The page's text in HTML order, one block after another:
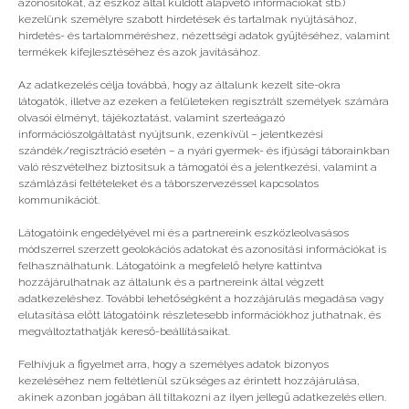
azonosítókat, az eszköz által küldött alapvető információkat stb.)
kezelünk személyre szabott hirdetések és tartalmak nyújtásához,
hirdetés- és tartalomméréshez, nézettségi adatok gyűjtéséhez, valamint
termékek kifejlesztéséhez és azok javításához.
Az adatkezelés célja továbbá, hogy az általunk kezelt site-okra
látogatók, illetve az ezeken a felületeken regisztrált személyek számára
olvasói élményt, tájékoztatást, valamint szerteágazó
információszolgáltatást nyújtsunk, ezenkívül – jelentkezési
szándék/regisztráció esetén – a nyári gyermek- és ifjúsági táborainkban
való részvételhez biztosítsuk a támogatói és a jelentkezési, valamint a
számlázási feltételeket és a táborszervezéssel kapcsolatos
kommunikációt.
Látogatóink engedélyével mi és a partnereink eszközleolvasásos
módszerrel szerzett geolokációs adatokat és azonosítási információkat is
felhasználhatunk. Látogatóink a megfelelő helyre kattintva
hozzájárulhatnak az általunk és a partnereink által végzett
adatkezeléshez. További lehetőségként a hozzájárulás megadása vagy
elutasítása előtt látogatóink részletesebb információkhoz juthatnak, és
megváltoztathatják kereső-beállításaikat.
Felhívjuk a figyelmet arra, hogy a személyes adatok bizonyos
kezeléséhez nem feltétlenül szükséges az érintett hozzájárulása,
akinek azonban jogában áll tiltakozni az ilyen jellegű adatkezelés ellen.
Vélemény, hozzászólás?
Az e-mail címet nem tesszük közzé. A kötelező
mezőket*karakterrel jelöltük
A nevem, e-mail címem, és weboldalcímem